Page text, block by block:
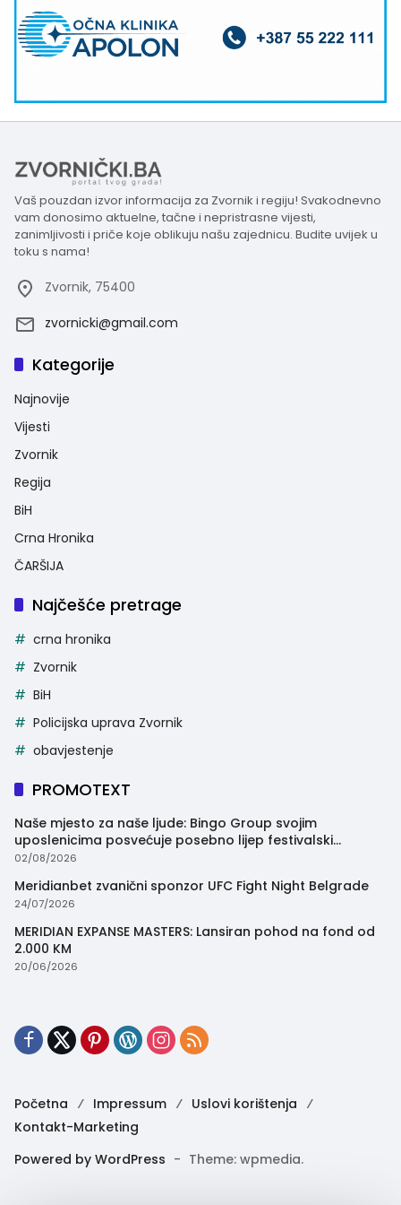
Vaš pouzdan izvor informacija za Zvornik i regiju! Svakodnevno
vam donosimo aktuelne, tačne i nepristrasne vijesti,
zanimljivosti i priče koje oblikuju našu zajednicu. Budite uvijek u
toku s nama!
Zvornik, 75400
zvornicki@gmail.com
Kategorije
Najnovije
Vijesti
Zvornik
Regija
BiH
Crna Hronika
ČARŠIJA
Najčešće pretrage
crna hronika
Zvornik
BiH
Policijska uprava Zvornik
obavjestenje
PROMOTEXT
Naše mjesto za naše ljude: Bingo Group svojim
uposlenicima posvećuje posebno lijep festivalski
trenutak
02/08/2026
Meridianbet zvanični sponzor UFC Fight Night Belgrade
24/07/2026
MERIDIAN EXPANSE MASTERS: Lansiran pohod na fond od
2.000 KM
20/06/2026
Početna Impressum
Uslovi korištenja
Kontakt-Marketing
Powered by WordPress - Theme: wpmedia.